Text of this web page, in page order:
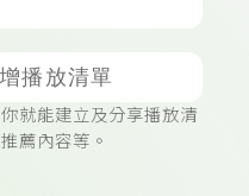
播放清單
就能建立及分享播放清
薦內容等。